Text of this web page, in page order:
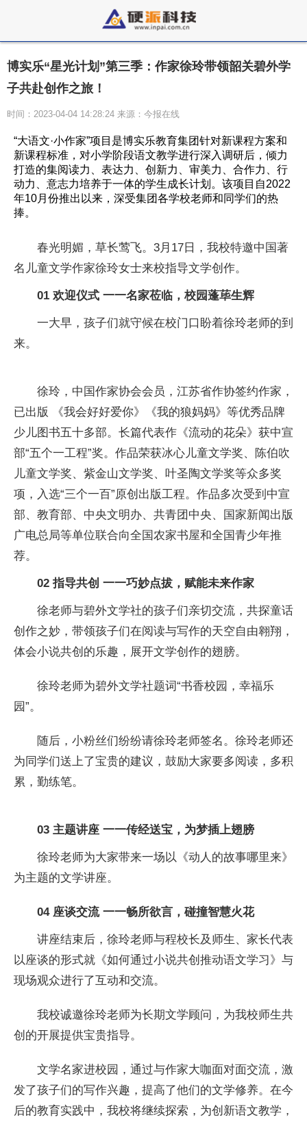
博实乐“星光计划”第三季：作家徐玲带领韶关碧外学
子共赴创作之旅！
时间：2023-04-04 14:28:24 来源：今报在线
“大语文·小作家”项目是博实乐教育集团针对新课程方案和
新课程标准，对小学阶段语文教学进行深入调研后，倾力
打造的集阅读力、表达力、创新力、审美力、合作力、行
动力、意志力培养于一体的学生成长计划。该项目自2022
年10月份推出以来，深受集团各学校老师和同学们的热
捧。
春光明媚，草长莺飞。3月17日，我校特邀中国著
名儿童文学作家徐玲女士来校指导文学创作。
01 欢迎仪式 一一名家莅临，校园蓬荜生辉
一大早，孩子们就守候在校门口盼着徐玲老师的到
来。
徐玲，中国作家协会会员，江苏省作协签约作家，
已出版 《我会好好爱你》《我的狼妈妈》等优秀品牌
少儿图书五十多部。长篇代表作《流动的花朵》获中宣
部“五个一工程”奖。作品荣获冰心儿童文学奖、陈伯吹
儿童文学奖、紫金山文学奖、叶圣陶文学奖等众多奖
项，入选“三个一百”原创出版工程。作品多次受到中宣
部、教育部、中央文明办、共青团中央、国家新闻出版
广电总局等单位联合向全国农家书屋和全国青少年推
荐。
02 指导共创 一一巧妙点拔，赋能未来作家
徐老师与碧外文学社的孩子们亲切交流，共探童话
创作之妙，带领孩子们在阅读与写作的天空自由翱翔，
体会小说共创的乐趣，展开文学创作的翅膀。
徐玲老师为碧外文学社题词“书香校园，幸福乐
园”。
随后，小粉丝们纷纷请徐玲老师签名。徐玲老师还
为同学们送上了宝贵的建议，鼓励大家要多阅读，多积
累，勤练笔。
03 主题讲座 一一传经送宝，为梦插上翅膀
徐玲老师为大家带来一场以《动人的故事哪里来》
为主题的文学讲座。
04 座谈交流一一畅所欲言，碰撞智慧火花
讲座结束后，徐玲老师与程校长及师生、家长代表
以座谈的形式就《如何通过小说共创推动语文学习》与
现场观众进行了互动和交流。
我校诚邀徐玲老师为长期文学顾问，为我校师生共
创的开展提供宝贵指导。
文学名家进校园，通过与作家大咖面对面交流，激
发了孩子们的写作兴趣，提高了他们的文学修养。在今
后的教育实践中，我校将继续探索，为创新语文教学，